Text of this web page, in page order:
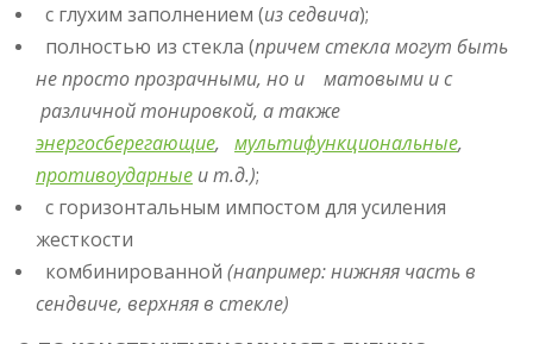
с глухим заполнением (из седвича);
полностью из стекла (причем стекла могут быть
не просто прозрачными, но и матовыми и с
различной тонировкой, а также
энергосберегающие, мультифункциональные,
противоударные и т.д.);
с горизонтальным импостом для усиления
жесткости
комбинированной (например: нижняя часть в
сендвиче, верхняя в стекле)